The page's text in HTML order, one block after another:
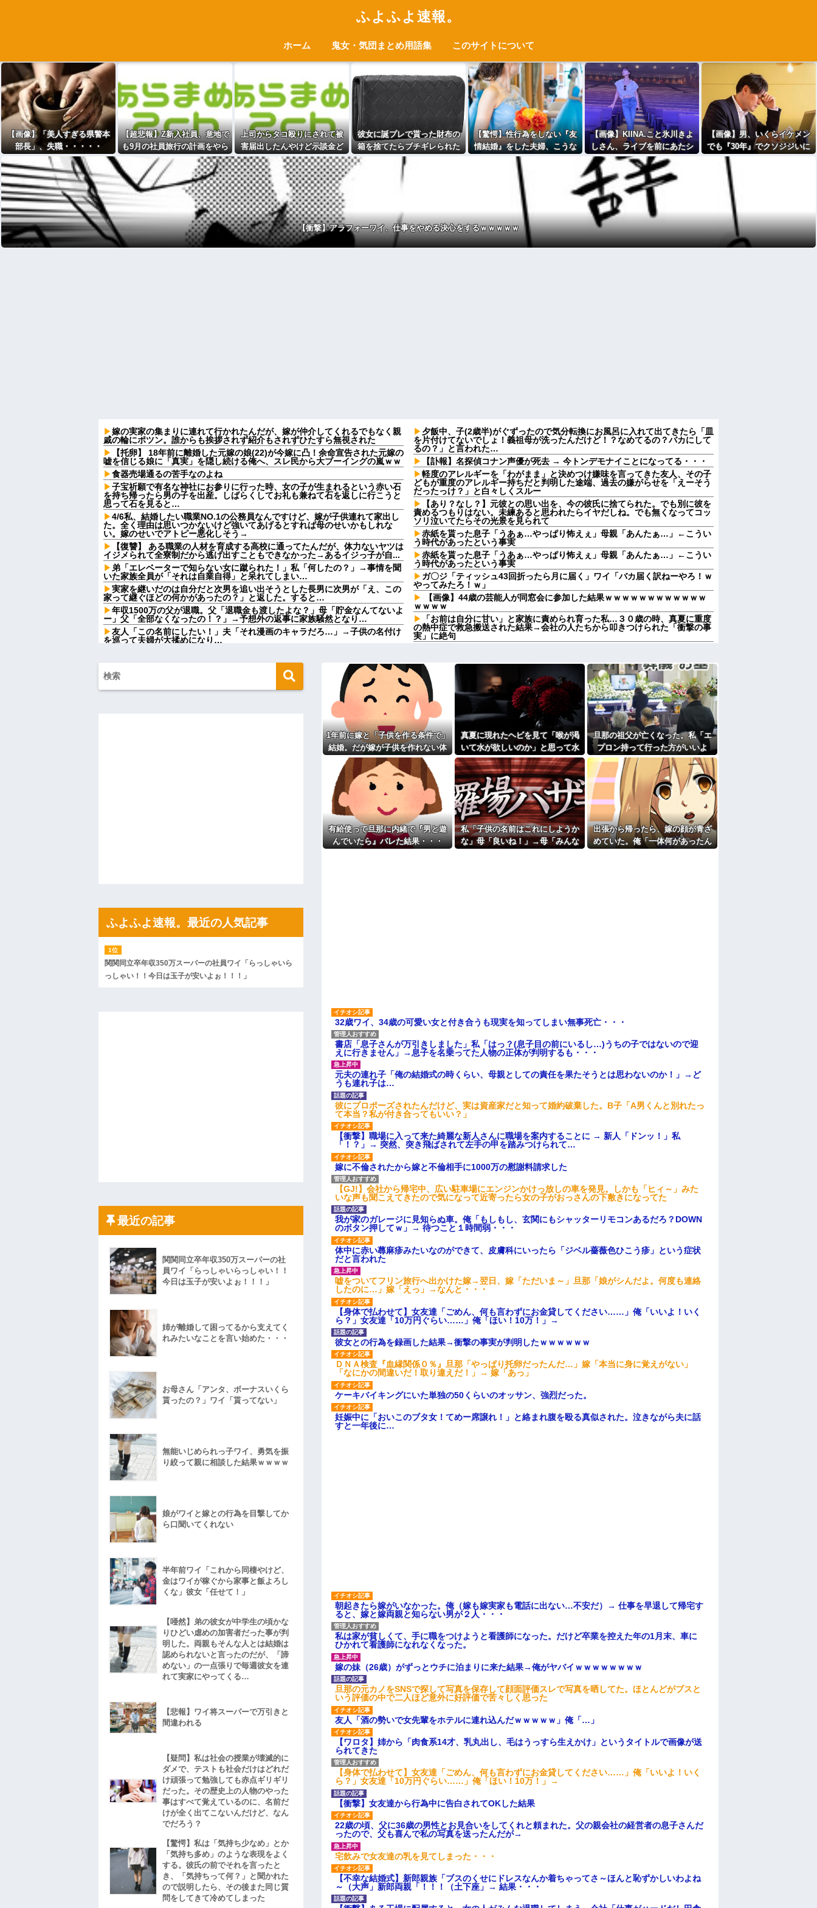
ふよふよ速報。
ホーム 鬼女・気団まとめ用語集 このサイトについて
【画像】「美人すぎる県警本
部長」、失職・・・・・
【超悲報】Z新入社員、意地で
も9月の社員旅行の計画をやら
ないｗｗｗ
上司からタコ殴りにされて被
害届出したんやけど示談金ど
れくらいいけそう？？？
彼女に誕プレで貰った財布の
箱を捨てたらブチギレられた
んやが
【驚愕】性行為をしない『友
情結婚』をした夫婦、こうな
る⇒･･･！！！
【画像】KIINA.こと氷川きよ
しさん、ライブを前にあたシ
コ欲全開ｗｗｗｗｗｗ
【画像】男、いくらイケメン
でも『30年』でクソジジいに
【衝撃】アラフォーワイ、仕事をやめる決心をするｗｗｗｗｗ
嫁の実家の集まりに連れて行かれたんだが、嫁が仲介してくれるでもなく親
戚の輪にポツン。誰からも挨拶されず紹介もされずひたすら無視された
【托卵】 18年前に離婚した元嫁の娘(22)が今嫁に凸！余命宣告された元嫁の
嘘を信じる娘に「真実」を隠し続ける俺へ、スレ民から大ブーイングの嵐ｗｗ
食器売場通るの苦手なのよね
子宝祈願で有名な神社にお参りに行った時、女の子が生まれるという赤い石
を持ち帰ったら男の子を出産。しばらくしてお礼も兼ねて石を返しに行こうと
思って石を見ると…
4/6私、結婚したい職業NO.1の公務員なんですけど、嫁が子供連れて家出し
た。全く理由は思いつかないけど強いてあげるとすれば母のせいかもしれな
い。嫁のせいでアトピー悪化しそう→
【復讐】 ある職業の人材を育成する高校に通ってたんだが、体力ないヤツは
イジメられて全寮制だから逃げ出すこともできなかった→あるイジっ子が自...
弟「エレベーターで知らない女に蹴られた！」私「何したの？」→事情を聞
いた家族全員が「それは自業自得」と呆れてしまい…
実家を継いだのは自分だと次男を追い出そうとした長男に次男が「え、この
家って継ぐほどの何かがあったの？」と返した。すると…
年収1500万の父が退職。父「退職金も渡したよな？」母「貯金なんてないよ
ー」父「全部なくなったの！？」→予想外の返事に家族騒然となり…
友人「この名前にしたい！」夫「それ漫画のキャラだろ…」→子供の名付け
を巡って夫婦が大揉めになり…
突然怒り出した。このまま情まで枯渇しそう
出張から帰ったら、嫁の顔が青ざめていた。俺「一体何があったんだ？」嫁
「…」→子供たちに話を聞くと…
ダイアンのじゃない方がユースケさんになってしまっているという事実←こ
女「43億円注文して………キャンセルっと！」←こいつの目的
賃貸物件を内覧中、ベランダに出たら突然ゾワッと両腕に鳥肌が出た。「や
っぱりこの部屋嫌だ」と思った瞬間、体が前にドンッと突き飛ばされて…
ハードオフに売っていた4万4000円のフィギュアがヤバすぎるｗｗｗｗｗｗ
私「ちょっと、人の家の金庫触らないでよ！」キチママ『そこに金庫があっ
たから、開けてみようとしただけ☆』義兄「泥は出てけ！二度と来るな！」結
私「初めて飲む味だけどなんのお茶？」彼「ちっ！」私「」
ｗｗｗｗｗｗｗｗｗｗ
【愕然】白のクラウン俺氏、高速道路左車線を制限速度で走った結果
wwwwwwwwwwww
【悲報】佐藤輝明・・・２軍でも盛大にやらかす←あまり悲しませないでく
れ
夕飯中、子(2歳半)がぐずったので気分転換にお風呂に入れて出てきたら「皿
を片付けてないでしょ！義祖母が洗ったんだけど！？なめてるの？バカにして
るの？」と言われた…
【訃報】名探偵コナン声優が死去 → 今トンデモナイことになってる・・・
軽度のアレルギーを「わがまま」と決めつけ嫌味を言ってきた友人、その子
どもが重度のアレルギー持ちだと判明した途端、過去の嫌がらせを「えーそう
だったっけ？」と白々しくスルー
【あり？なし？】元彼との思い出を、今の彼氏に捨てられた。でも別に彼を
責めるつもりはない。未練あると思われたらイヤだしね。でも無くなってコッ
ソリ泣いてたらその光景を見られて
赤紙を貰った息子「うあぁ…やっぱり怖えぇ」母親「あんたぁ…」←こうい
う時代があったという事実
赤紙を貰った息子「うあぁ…やっぱり怖えぇ」母親「あんたぁ…」←こうい
う時代があったという事実
ガ〇ジ「ティッシュ43回折ったら月に届く」ワイ「バカ届く訳ねーやろ！ｗ
やってみたろ！ｗ」
【画像】44歳の芸能人が同窓会に参加した結果ｗｗｗｗｗｗｗｗｗｗｗｗ
ｗｗｗｗ
「お前は自分に甘い」と家族に責められ育った私…３０歳の時、真夏に重度
の熱中症で救急搬送された結果→会社の人たちから叩きつけられた「衝撃の事
実」に絶句
33歳くらいから太ったせいか加齢で＊が緩んだのかチョビッと漏れるように
なった
「エアコンから変な音がする。なんだろ…え？」ﾊﾟｼｬｯ → ヤバすぎる物が飛
び出てくる・・・他
【修羅場】不妊と判明した夫、前妻の娘に「実の子じゃない！」と訴えた結
果ｗｗｗｗ
嫁の動きが怪しい。子供を保育園に送迎して家に戻らず誰かとコーヒーを飲
んでる
33歳くらいから太ったせいか加齢で＊が緩んだのかチョビッと漏れるように
なった
【怒り】婚約者が直属の上司と浮気発覚！会社を辞めるハメになった件
www
相手がどんなパイプ持っているかも知れないのに…
高校３年生の女です。家が嫌いすぎて家を出て現在養護施設で暮らしていま
す
旦那の祖父が亡くなった。私「エプロン持って行った方がいいよね」旦那
「余計な出費すんな。そんなもん買うなら今後一切金を出さねぇぞ」私「え
っ…」
1年前に嫁と「子供を作る条件で」
結婚。だが嫁が子供を作れない体
だと知ったので離婚へ。
真夏に現れたヘビを見て「喉が渇
いて水が欲しいのか」と思って水
を注いだ。ヘビは夢中で飲んで姿
を消し…
旦那の祖父が亡くなった。私「エ
プロン持って行った方がいいよ
ね」旦那「余計な出費すんな。そ
んなもん買うなら今後一切金を出
さねぇぞ」私「えっ…」
有給使って旦那に内緒で『男と遊
んでいたら』バレた結果・・・
私「子供の名前はこれにしようか
な」母「良いね！」→母「みんな
出張から帰ったら、嫁の顔が青ざ
めていた。俺「一体何があったん
32歳ワイ、34歳の可愛い女と付き合うも現実を知ってしまい無事死亡・・・
書店「息子さんが万引きしました」私「はっ？(息子目の前にいるし…)うちの子ではないので迎
えに行きません」→息子を名乗ってた人物の正体が判明するも・・・
元夫の連れ子「俺の結婚式の時くらい、母親としての責任を果たそうとは思わないのか！」→ど
うも連れ子は…
彼にプロポーズされたんだけど、実は資産家だと知って婚約破棄した。B子「A男くんと別れたっ
て本当？私が付き合ってもいい？」
【衝撃】職場に入って来た綺麗な新人さんに職場を案内することに → 新人「ドンッ！」私
「！？」→ 突然、突き飛ばされて左手の甲を踏みつけられて…
嫁に不倫されたから嫁と不倫相手に1000万の慰謝料請求した
【GJ!】会社から帰宅中、広い駐車場にエンジンかけっ放しの車を発見。しかも「ヒィ～」みた
いな声も聞こえてきたので気になって近寄ったら女の子がおっさんの下敷きになってた
我が家のガレージに見知らぬ車。俺「もしもし、玄関にもシャッターリモコンあるだろ？DOWN
のボタン押してｗ」→ 待つこと１時間弱・・・
体中に赤い蕁麻疹みたいなのができて、皮膚科にいったら「ジベル薔薇色ひこう疹」という症状
だと言われた
嘘をついてフリン旅行へ出かけた嫁→翌日、嫁「ただいま～」旦那「娘がシんだよ。何度も連絡
したのに…」嫁「えっ」→なんと・・・
【身体で払わせて】女友達「ごめん、何も言わずにお金貸してください……」俺「いいよ！いく
ら？」女友達「10万円ぐらい……」俺「ほい！10万！」→
彼女との行為を録画した結果→衝撃の事実が判明したｗｗｗｗｗｗ
ＤＮＡ検査『血縁関係０％』旦那「やっぱり托卵だったんだ…」嫁「本当に身に覚えがない」
「なにかの間違いだ！取り違えだ！」→ 嫁「あっ」
ケーキバイキングにいた単独の50くらいのオッサン、強烈だった。
妊娠中に「おいこのブタ女！てめー席譲れ！」と絡まれ腹を殴る真似された。泣きながら夫に話
すと一年後に…
朝起きたら嫁がいなかった。俺（嫁も嫁実家も電話に出ない…不安だ）→ 仕事を早退して帰宅す
ると、嫁と嫁両親と知らない男が２人・・・
私は家が貧しくて、手に職をつけようと看護師になった。だけど卒業を控えた年の1月末、車に
ひかれて看護師になれなくなった。
嫁の妹（26歳）がずっとウチに泊まりに来た結果→俺がヤバイｗｗｗｗｗｗｗｗ
旦那の元カノをSNSで探して写真を保存して顔面評価スレで写真を晒してた。ほとんどがブスと
いう評価の中で二人ほど意外に好評価で苦々しく思った
友人「酒の勢いで女先輩をホテルに連れ込んだｗｗｗｗｗ」俺「…」
【ワロタ】姉から「肉食系14才、乳丸出し、毛はうっすら生えかけ」というタイトルで画像が送
られてきた
【身体で払わせて】女友達「ごめん、何も言わずにお金貸してください……」俺「いいよ！いく
ら？」女友達「10万円ぐらい……」俺「ほい！10万！」→
【衝撃】女友達から行為中に告白されてOKした結果
22歳の頃、父に36歳の男性とお見合いをしてくれと頼まれた。父の親会社の経営者の息子さんだ
ったので、父も喜んで私の写真を送ったんだが→
宅飲みで女友達の乳を見てしまった・・・
【不幸な結婚式】新郎親族「ブスのくせにドレスなんか着ちゃってさ～ほんと恥ずかしいわよね
～（大声」新郎両親「！！！（土下座」→ 結果・・・
ふよふよ速報。最近の人気記事
関関同立卒年収350万スーパーの社員ワイ「らっしゃいら
っしゃい！！今日は玉子が安いよぉ！！！」
最近の記事
関関同立卒年収350万スーパーの社
員ワイ「らっしゃいらっしゃい！！
今日は玉子が安いよぉ！！！」
姉が離婚して困ってるから支えてく
れみたいなことを言い始めた・・・
お母さん「アンタ、ボーナスいくら
貰ったの？」ワイ「貰ってない」
無能いじめられっ子ワイ、勇気を振
り絞って親に相談した結果ｗｗｗｗ
娘がワイと嫁との行為を目撃してか
ら口聞いてくれない
半年前ワイ「これから同棲やけど、
金はワイが稼ぐから家事と飯よろし
くな」彼女「任せて！」
【唖然】弟の彼女が中学生の頃かな
りひどい虐めの加害者だった事が判
明した。両親もそんな人とは結婚は
認められないと言ったのだが、「諦
めない」の一点張りで毎週彼女を連
れて実家にやってくる…
【悲報】ワイ将スーパーで万引きと
間違われる
【疑問】私は社会の授業が壊滅的に
ダメで、テストも社会だけはどれだ
け頑張って勉強しても赤点ギリギリ
だった。その歴史上の人物のやった
事はすべて覚えているのに、名前だ
けが全く出てこないんだけど、なん
でだろう？
【驚愕】私は「気持ち少なめ」とか
「気持ち多め」のような表現をよく
する。彼氏の前でそれを言ったと
き、「気持ちって何？」と聞かれた
ので説明したら、その後また同じ質
問をしてきて冷めてしまった